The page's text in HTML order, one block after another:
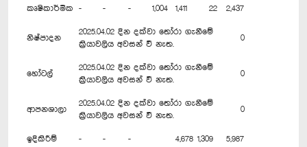
කෘෂිකාර්මික - - - 1,004 1,411 22 2,437
නිෂ්පාදන
2025.04.02 දින දක්වා තෝරා ගැනීමේ
ක්‍රියාවලිය අවසන් වී නැත.
0
හෝටල්
2025.04.02 දින දක්වා තෝරා ගැනීමේ
ක්‍රියාවලිය අවසන් වී නැත.
0
ආපනශාලා
2025.04.02 දින දක්වා තෝරා ගැනීමේ
ක්‍රියාවලිය අවසන් වී නැත.
0
ඉදිකිරීම් - - - 4,678 1,309 5,987